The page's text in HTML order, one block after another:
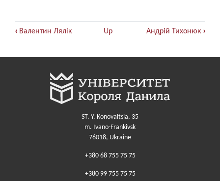
Book
links
Гуменюк
‹ Валентин Лялік Up Андрій Тихонюк ›
ST. Y. Konovaltsia, 35
m. Ivano-Frankivsk
76018, Ukraine
+380 68 755 75 75
+380 99 755 75 75